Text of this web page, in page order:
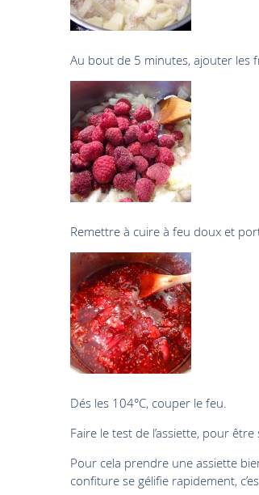
Au bout de 5 minutes, ajouter les
Remettre à cuire à feu doux et
Dés les 104°C, couper le feu.
Faire le test de l’assiette, pour
Pour cela prendre une assiette
confiture se gélifie rapidement,